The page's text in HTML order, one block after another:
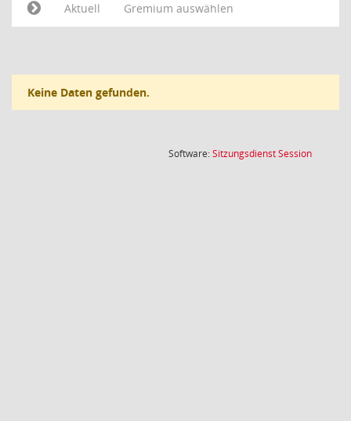
Aktuell
Gremium auswählen
Keine Daten gefunden.
Software:SitzungsdienstSession(Wird in